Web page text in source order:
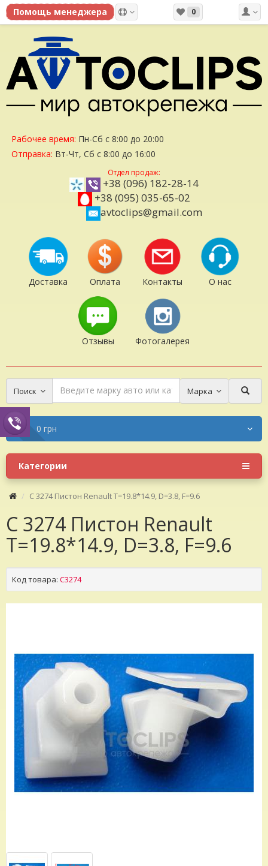
0
Рабочее время: Пн-Сб с 8:00 до 20:00
Отправка: Вт-Чт, Сб с 8:00 до 16:00
Отдел продаж:
+38 (096) 182-28-14
+38 (095) 035-65-02
avtoclips@gmail.com
Доставка Оплата Контакты О нас
Отзывы Фотогалерея
Поиск Марка
0 грн
Категории
C 3274 Пистон Renault T=19.8*14.9, D=3.8, F=9.6
C 3274 Пистон Renault
T=19.8*14.9, D=3.8, F=9.6
Код товара: C3274